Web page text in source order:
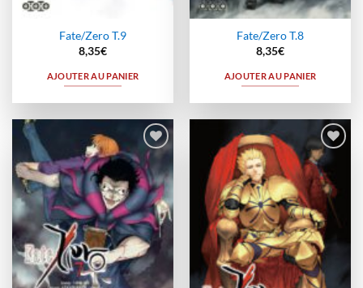
Fate/Zero T.9
8,35€
AJOUTER AU PANIER
Fate/Zero T.8
8,35€
AJOUTER AU PANIER
Ajouter
à la
wishlist
Ajouter
à la
wishlist